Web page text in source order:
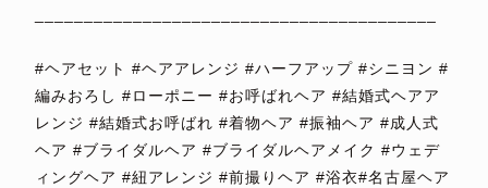
#ヘアセット #ヘアアレンジ #ハーフアップ #シニヨン #
編みおろし #ローポニー #お呼ばれヘア #結婚式ヘアア
レンジ #結婚式お呼ばれ #着物ヘア #振袖ヘア #成人式
ヘア #ブライダルヘア #ブライダルヘアメイク #ウェデ
ィングヘア #紐アレンジ #前撮りヘア #浴衣#名古屋ヘア